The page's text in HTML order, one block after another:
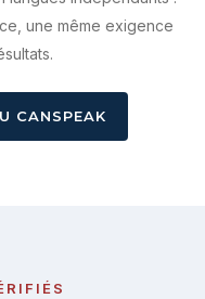
une même exigence
CANSPEAK